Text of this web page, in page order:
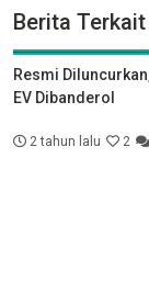
Berita Terkait
Resmi
EV Dibanderol
2 tahun lalu 2